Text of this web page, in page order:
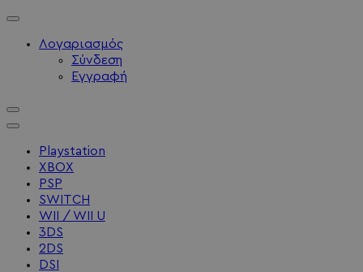
Λογαριασμός
Σύνδεση
Εγγραφή
Playstation
XBOX
PSP
SWITCH
WII / WII U
3DS
2DS
DSI